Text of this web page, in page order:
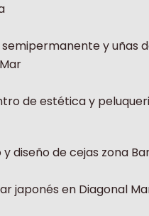
y uñas
de estética y
y diseño de cejas zona
japonés en Diagonal